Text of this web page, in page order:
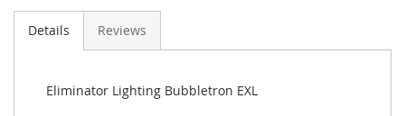
Details Reviews
Eliminator Lighting Bubbletron EXL